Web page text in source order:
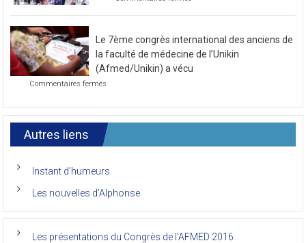
de
2021
première
journée
7ème
l’AFMED
Le 7ème congrès international des anciens de
la faculté de médecine de l’Unikin
(Afmed/Unikin) a vécu
Commentaires fermés
congrès
international
anciens
la
de
de
(Afmed/Unikin)
Autres liens
Instant d’humeurs
Les nouvelles d’Alphonse
Les présentations du Congrès de l’AFMED 2016